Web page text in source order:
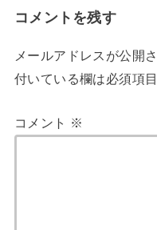
コメントを残す
メールアドレスが公開
付いている欄は必須項
コメント ※